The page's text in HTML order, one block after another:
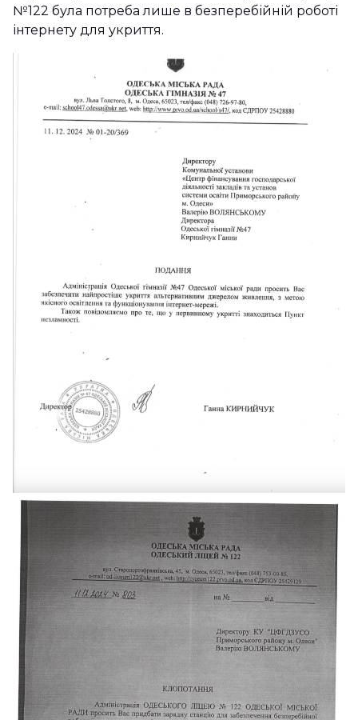
№122 була потреба лише в безперебійній роботі
інтернету для укриття.